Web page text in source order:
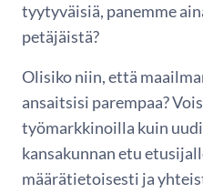
tyytyväisiä, panemme
petäjäistä?
Olisiko niin, että
ansaitsisi parempaa?
työmarkkinoilla kuin
kansakunnan etu
määrätietoisesti ja